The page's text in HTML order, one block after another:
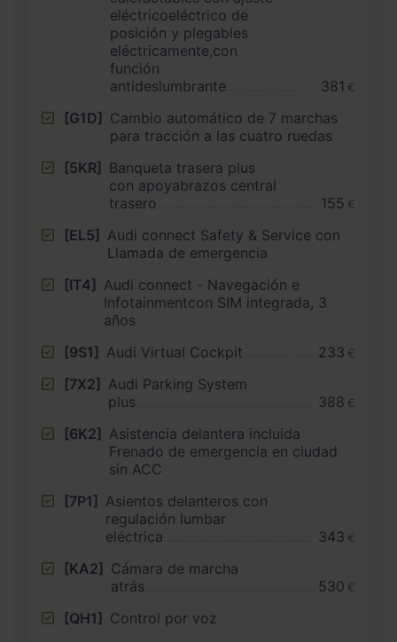
eléctricoeléctrico de
posición y plegables
eléctricamente,con
función
antideslumbrante
381 €
[G1D] Cambio automático de 7 marchas
para tracción a las cuatro ruedas
[5KR] Banqueta trasera plus
con apoyabrazos central
trasero
155 €
[EL5] Audi connect Safety & Service con
Llamada de emergencia
[IT4] Audi connect - Navegación e
Infotainmentcon SIM integrada, 3
años
[9S1] Audi Virtual Cockpit 233 €
[7X2] Audi Parking System
plus
388 €
[6K2] Asistencia delantera incluida
Frenado de emergencia en ciudad
sin ACC
[7P1] Asientos delanteros con
regulación lumbar
eléctrica
343 €
[KA2] Cámara de marcha
atrás
530 €
[QH1] Control por voz